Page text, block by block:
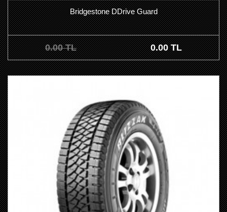
Bridgestone DDrive Guard
0.00 TL 0.00 TL